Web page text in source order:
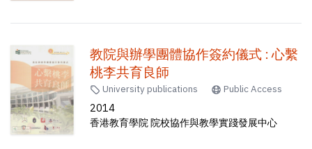
教院與辦學團體協作簽約儀式 : 心繫
桃李共育良師
University publications Public Access
2014
香港教育學院 院校協作與教學實踐發展中心